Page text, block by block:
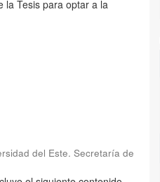
la Tesis para optar a la
del Este. Secretaría de